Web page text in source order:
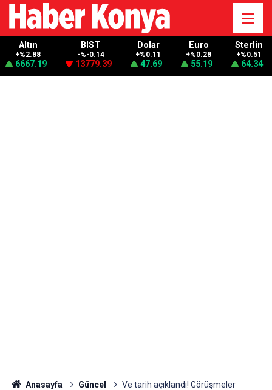
Altın
+%2.88
6667.19
BIST
-%-0.14
13779.39
Dolar
+%0.11
47.69
Euro
+%0.28
55.19
Sterlin
+%0.51
64.34
Anasayfa Güncel
Ve tarih açıklandı! Görüşmeler